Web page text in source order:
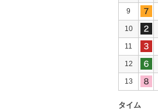
9
10
11
12
13
タイム